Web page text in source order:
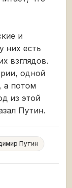
и
них есть
взглядов.
одной
а потом
из этой
Путин.
Путин